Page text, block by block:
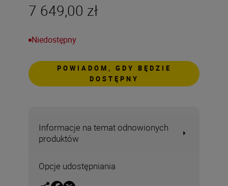
7 649,00 zł
Niedostępny
POWIADOM, GDY BĘDZIE
DOSTĘPNY
Informacje na temat odnowionych
produktów
Opcje udostępniania